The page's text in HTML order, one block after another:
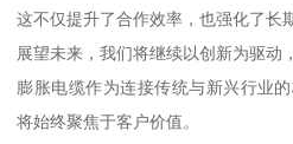
这不仅提升了合作效率，也强化了长
展望未来，我们将继续以创新为驱动
膨胀电缆作为连接传统与新兴行业
将始终聚焦于客户价值。